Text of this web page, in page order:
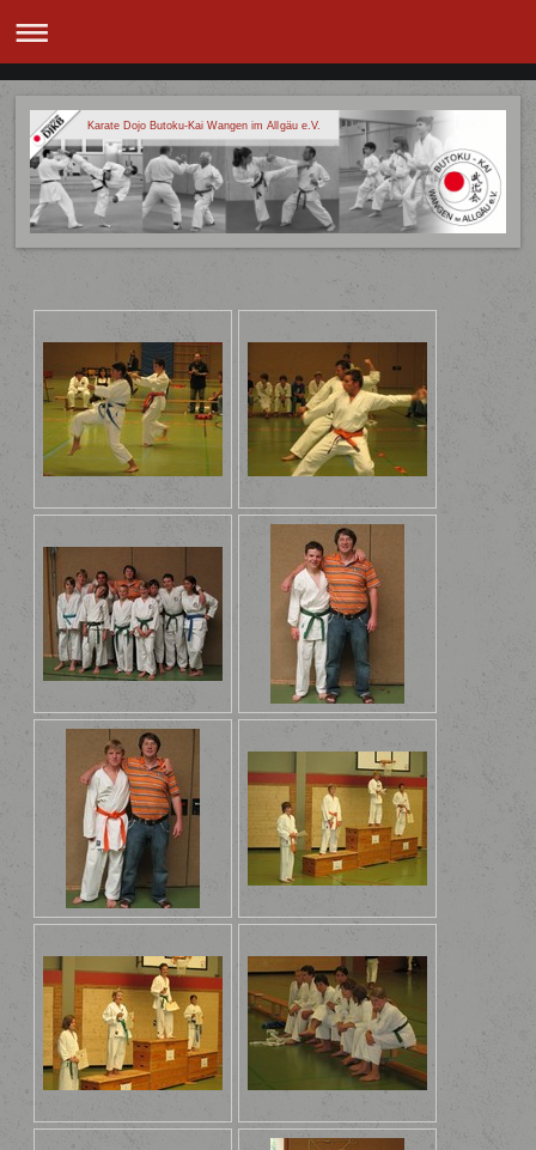
Karate Dojo Butoku-Kai Wangen im Allgäu e.V.